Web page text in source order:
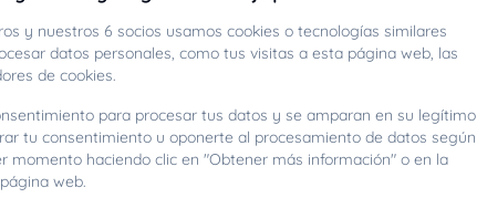
y nuestros 6 socios usamos cookies o tecnologías similares
datos personales, como tus visitas a esta página web, las
de cookies.
para procesar tus datos y se amparan en su legítimo
tu consentimiento u oponerte al procesamiento de datos según
momento haciendo clic en "Obtener más información" o en la
web.